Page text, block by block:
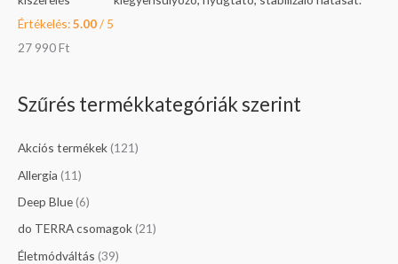
Értékelés:5.00/ 5
27 990Ft
Szűrés termékkategóriák szerint
Akciós termékek(121)
Allergia (11)
Deep Blue(6)
do TERRA csomagok(21)
Életmódváltás (39)